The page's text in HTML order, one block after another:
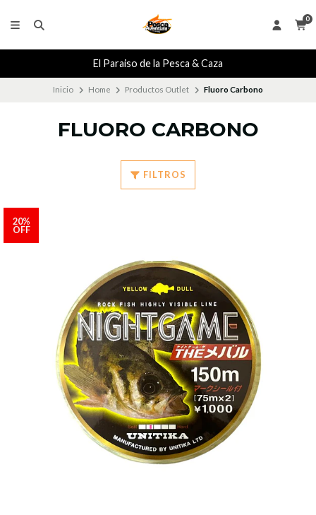
0
El Paraiso de la Pesca & Caza
Inicio Home Productos Outlet Fluoro Carbono
FLUORO CARBONO
FILTROS
20%
OFF